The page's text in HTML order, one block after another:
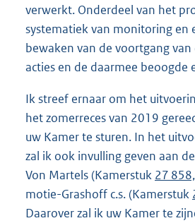
verwerkt. Onderdeel van het
systematiek van monitoring en
bewaken van de voortgang van
acties en de daarmee beoogde
Ik streef ernaar om het
het zomerreces van 2019
uw Kamer te sturen. In het
zal ik ook invulling geven aan
Von Martels (Kamerstuk 27
motie-Grashoff c.s. (Kamerstuk
Daarover zal ik uw Kamer te